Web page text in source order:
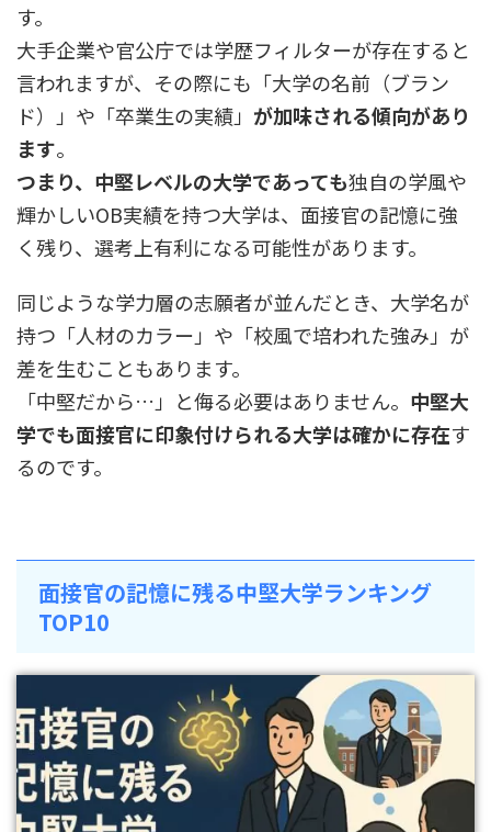
す。
大手企業や官公庁では学歴フィルターが存在すると
言われますが、その際にも「大学の名前（ブラン
ド）」や「卒業生の実績」 が加味される傾向があり
ます。
つまり、中堅レベルの大学であっても独自の学風や
輝かしいOB実績を持つ大学は、面接官の記憶に強
く残り、選考上有利になる可能性があります。
同じような学力層の志願者が並んだとき、大学名が
持つ「人材のカラー」や「校風で培われた強み」が
差を生むこともあります。
「中堅だから…」と侮る必要はありません。 中堅大
学でも面接官に印象付けられる大学は確かに存在す
るのです。
面接官の記憶に残る中堅大学ランキング
TOP10